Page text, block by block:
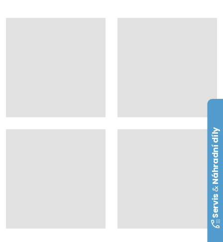
Servis
&
Náhradní díly